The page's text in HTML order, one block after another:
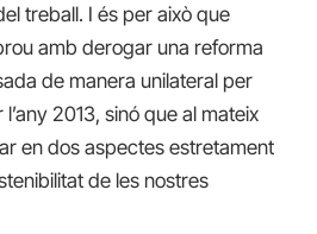
treball. I és per això que
amb derogar una reforma
de manera unilateral per
2013, sinó que al mateix
en dos aspectes estretament
de les nostres